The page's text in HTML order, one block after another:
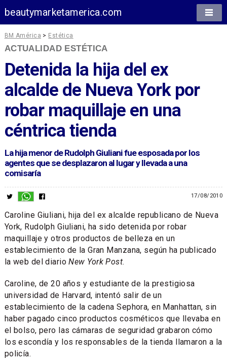
beautymarketamerica.com
BM América > Estética
ACTUALIDAD ESTÉTICA
Detenida la hija del ex
alcalde de Nueva York por
robar maquillaje en una
céntrica tienda
La hija menor de Rudolph Giuliani fue esposada por los
agentes que se desplazaron al lugar y llevada a una
comisaría
17/08/2010
Caroline Giuliani, hija del ex alcalde republicano de Nueva
York, Rudolph Giuliani, ha sido detenida por robar
maquillaje y otros productos de belleza en un
establecimiento de la Gran Manzana, según ha publicado
la web del diarioNew York Post.
Caroline, de 20 años y estudiante de la prestigiosa
universidad de Harvard, intentó salir de un
establecimiento de la cadena Sephora, en Manhattan, sin
haber pagado cinco productos cosméticos que llevaba en
el bolso, pero las cámaras de seguridad grabaron cómo
los escondía y los responsables de la tienda llamaron a la
policía.